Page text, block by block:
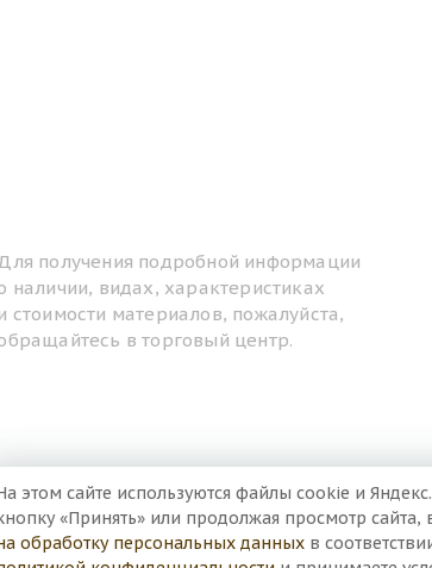
получения подробной информации
наличии, видах, характеристиках
стоимости материалов, пожалуйста,
в торговый центр.
этом сайте используются файлы cookie и
«Принять» или продолжая просмотр сайта,
обработку персональных данных в